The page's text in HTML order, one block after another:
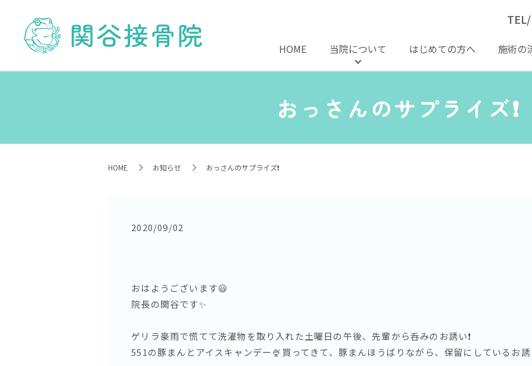
HOME 当院について はじめての方へ 施術の
おっさんのサプライズ❗️
HOME お知らせ おっさんのサプライズ❗️
2020/09/02
おはようございます😃
院長の関谷です✨
ゲリラ豪雨で慌てて洗濯物を取り入れた土曜日の午後、先輩から呑みのお誘い❗️
551の豚まんとアイスキャンデー🍨買ってきて、豚まんほうばりながら、保留にしているお